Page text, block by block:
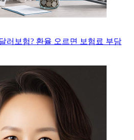
러보험? 환율 오르면 보험료 부담